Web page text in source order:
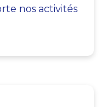
nos activités